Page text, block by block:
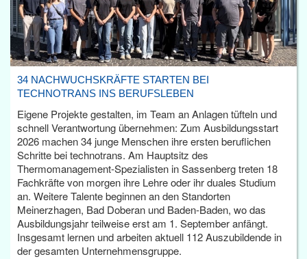
34 NACHWUCHSKRÄFTE STARTEN BEI
TECHNOTRANS INS BERUFSLEBEN
Eigene Projekte gestalten, im Team an Anlagen tüfteln und
schnell Verantwortung übernehmen: Zum Ausbildungsstart
2026 machen 34 junge Menschen ihre ersten beruflichen
Schritte bei technotrans. Am Hauptsitz des
Thermomanagement-Spezialisten in Sassenberg treten 18
Fachkräfte von morgen ihre Lehre oder ihr duales Studium
an. Weitere Talente beginnen an den Standorten
Meinerzhagen, Bad Doberan und Baden-Baden, wo das
Ausbildungsjahr teilweise erst am 1. September anfängt.
Insgesamt lernen und arbeiten aktuell 112 Auszubildende in
der gesamten Unternehmensgruppe.